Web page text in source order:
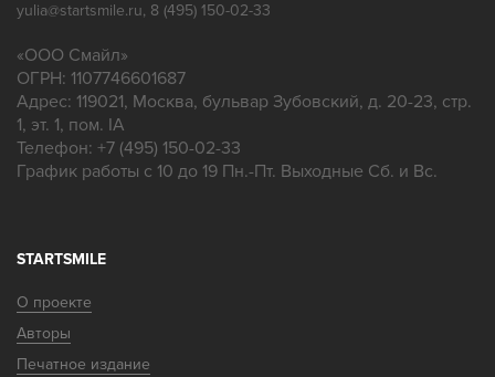
yulia@startsmile.ru, 8 (495) 150-02-33
«ООО Смайл»
ОГРН: 1107746601687
Адрес: 119021, Москва, бульвар Зубовский, д. 20-23, стр.
1, эт. 1, пом. IA
Телефон: +7 (495) 150-02-33
График работы с 10 до 19 Пн.-Пт. Выходные Сб. и Вс.
STARTSMILE
О проекте
Авторы
Печатное издание